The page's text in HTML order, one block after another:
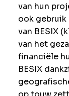
van hun
ook gebruik
van BESIX
van het
financiële
BESIX